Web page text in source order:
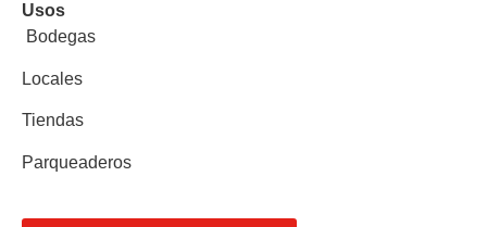
Usos
Bodegas
Locales
Tiendas
Parqueaderos